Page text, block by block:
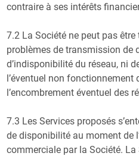
contraire à ses intérêts
7.2 La Société ne peut pas
problèmes de transmission de
d’indisponibilité du réseau, ni
l’éventuel non fonctionnement
l’encombrement éventuel des
7.3 Les Services proposés
de disponibilité au moment de
commerciale par la Société. La